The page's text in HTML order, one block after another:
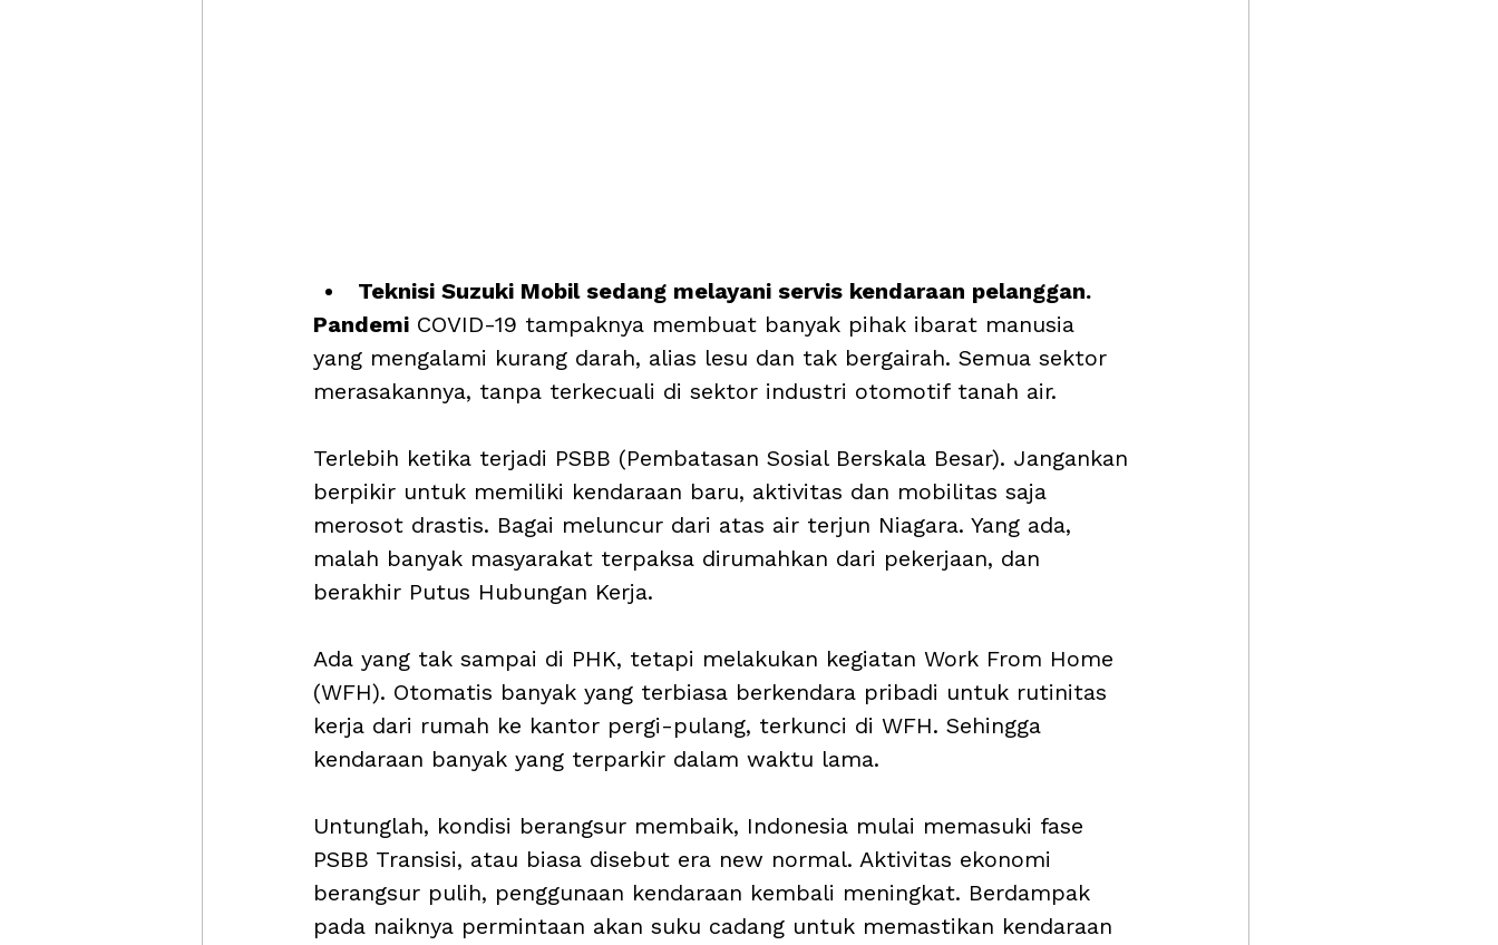
Teknisi Suzuki Mobil sedang melayani servis kendaraan pelanggan.
Pandemi COVID-19 tampaknya membuat banyak pihak ibarat manusia
yang mengalami kurang darah, alias lesu dan tak bergairah. Semua sektor
merasakannya, tanpa terkecuali di sektor industri otomotif tanah air.
Terlebih ketika terjadi PSBB (Pembatasan Sosial Berskala Besar). Jangankan
berpikir untuk memiliki kendaraan baru, aktivitas dan mobilitas saja
merosot drastis. Bagai meluncur dari atas air terjun Niagara. Yang ada,
malah banyak masyarakat terpaksa dirumahkan dari pekerjaan, dan
berakhir Putus Hubungan Kerja.
Ada yang tak sampai di PHK, tetapi melakukan kegiatan Work From Home
(WFH). Otomatis banyak yang terbiasa berkendara pribadi untuk rutinitas
kerja dari rumah ke kantor pergi-pulang, terkunci di WFH. Sehingga
kendaraan banyak yang terparkir dalam waktu lama.
Untunglah, kondisi berangsur membaik, Indonesia mulai memasuki fase
PSBB Transisi, atau biasa disebut era new normal. Aktivitas ekonomi
berangsur pulih, penggunaan kendaraan kembali meningkat. Berdampak
pada naiknya permintaan akan suku cadang untuk memastikan kendaraan